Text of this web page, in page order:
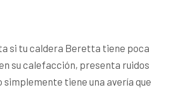
si tu caldera Beretta tiene poca
su calefacción, presenta ruidos
simplemente tiene una avería que